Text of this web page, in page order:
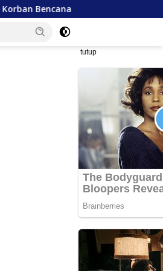
Mualem Temui Mentan,
tutup